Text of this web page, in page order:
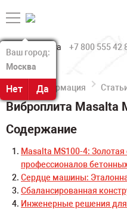
Ваш город:
Москва
Нет Да
Ваш город:
Москва
Нет Да
+7 800 555 42
Информация
Виброплита Masalta
Содержание
Masalta MS100-4:
профессионалов
Сердце машины:
Сбалансированная
Инженерные решения